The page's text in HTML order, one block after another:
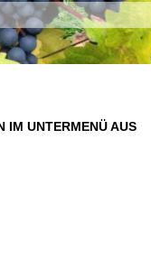
IM UNTERMENÜ AUS